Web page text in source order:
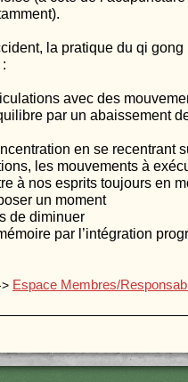
la pratique du qi gong
avec des
par un abaissement
en se recentrant
les mouvements à
à nos esprits toujours en
un moment
de diminuer
par l’intégration
Espace Membres/